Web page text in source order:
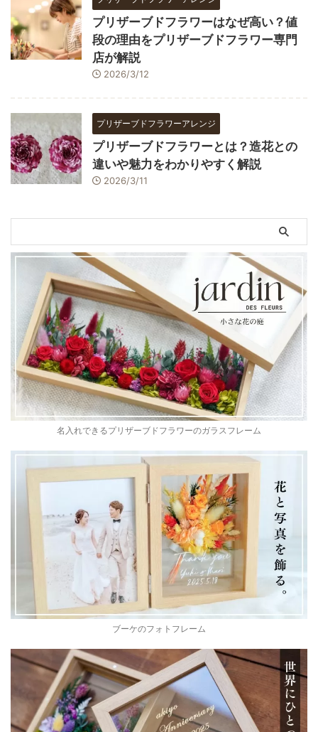
プリザーブドフラワーはなぜ高い？値
段の理由をプリザーブドフラワー専門
店が解説
2026/3/12
プリザーブドフラワーアレンジ
プリザーブドフラワーとは？造花との
違いや魅力をわかりやすく解説
2026/3/11
名入れできるプリザーブドフラワーのガラスフレーム
ブーケのフォトフレーム